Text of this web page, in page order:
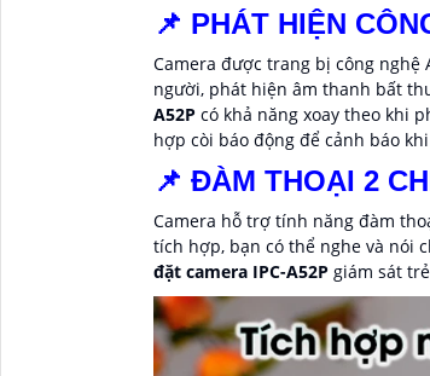
📌 PHÁT HIỆN
Camera được trang bị công
người, phát hiện âm thanh bất
A52P có khả năng xoay theo khi
hợp còi báo động để cảnh báo
📌 ĐÀM THOẠI 2
Camera hỗ trợ tính năng đàm
tích hợp, bạn có thể nghe và nói
đặt camera IPC-A52P giám sát